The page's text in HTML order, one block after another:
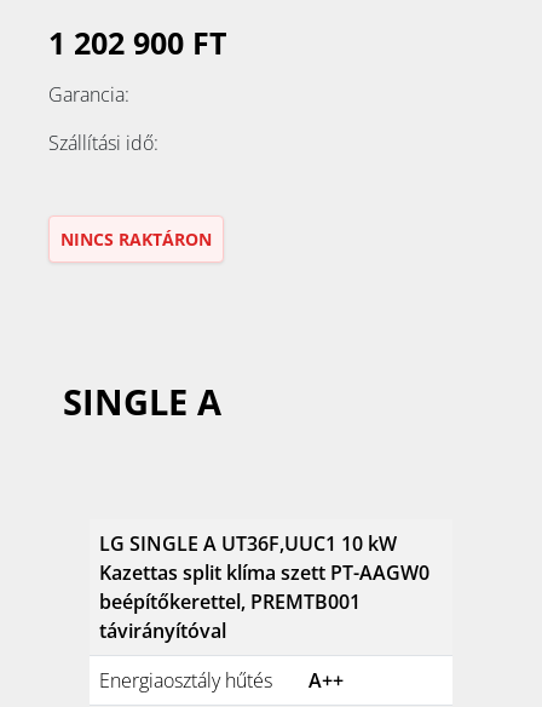
1 202 900 FT
Garancia:
Szállítási idő:
NINCS RAKTÁRON
SINGLE A
LG SINGLE A UT36F,UUC1 10 kW
Kazettas split klíma szett PT-AAGW0
beépítőkerettel, PREMTB001
távirányítóval
Energiaosztály hűtés
A++